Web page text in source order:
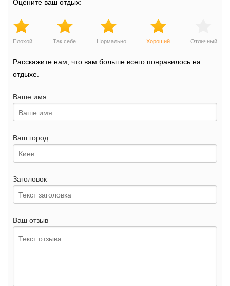
Оцените ваш отдых:
Плохой Так себе Нормально Хороший Отличный
Расскажите нам, что вам больше всего понравилось на
отдыхе.
Ваше имя
Ваш город
Заголовок
Ваш отзыв